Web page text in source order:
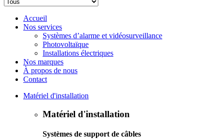
Accueil
Nos services
Systèmes d’alarme et vidéosurveillance
Photovoltaïque
Installations électriques
Nos marques
À propos de nous
Contact
Matériel d'installation
Matériel d'installation
Systèmes de support de câbles